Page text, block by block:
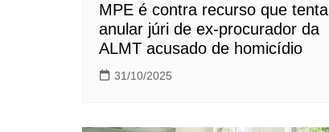
MPE é contra recurso que tenta
anular júri de ex-procurador da
ALMT acusado de homicídio
31/10/2025